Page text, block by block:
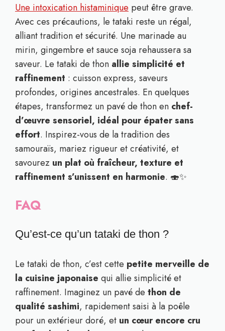
Une intoxication histaminique peut être grave.
Avec ces précautions, le tataki reste un régal,
alliant tradition et sécurité. Une marinade au
mirin, gingembre et sauce soja rehaussera sa
saveur. Le tataki de thon allie simplicité et
raffinement : cuisson express, saveurs
profondes, origines ancestrales. En quelques
étapes, transformez un pavé de thon en chef-
d’œuvre sensoriel, idéal pour épater sans
effort. Inspirez-vous de la tradition des
samouraïs, mariez rigueur et créativité, et
savourez un plat où fraîcheur, texture et
raffinement s’unissent en harmonie. 🍣✨
FAQ
Qu’est-ce qu’un tataki de thon ?
Le tataki de thon, c’est cette petite merveille de
la cuisine japonaise qui allie simplicité et
raffinement. Imaginez un pavé de thon de
qualité sashimi, rapidement saisi à la poêle
pour un extérieur doré, et un cœur encore cru